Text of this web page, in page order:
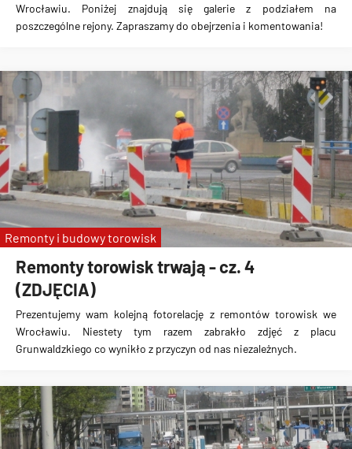
Wrocławiu. Poniżej znajdują się galerie z podziałem na
poszczególne rejony. Zapraszamy do obejrzenia i komentowania!
Remonty torowisk trwają - cz. 4
(ZDJĘCIA)
Prezentujemy wam kolejną fotorelację z remontów torowisk we
Wrocławiu. Niestety tym razem zabrakło zdjęć z placu
Grunwaldzkiego co wynikło z przyczyn od nas niezależnych.
Remonty i budowy torowisk